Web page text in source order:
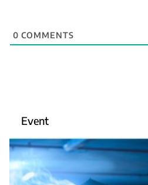
0 COMMENTS
Event